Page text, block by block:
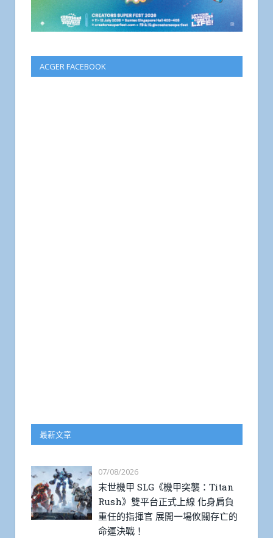
ACGER FACEBOOK
最新文章
07/08/2026
末世機甲 SLG《機甲突襲：Titan
Rush》雙平台正式上線 化身肩負
重任的指揮官 展開一場攸關存亡的
命運決戰！